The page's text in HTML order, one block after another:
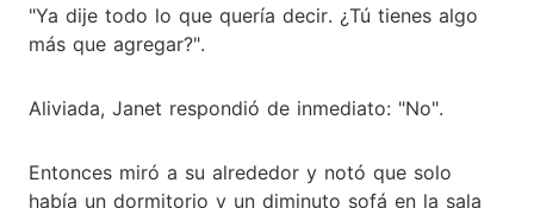
"Ya dije todo lo que quería decir. ¿Tú tienes algo
más que agregar?".
Aliviada, Janet respondió de inmediato: "No".
Entonces miró a su alrededor y notó que solo
había un dormitorio y un diminuto sofá en la sala